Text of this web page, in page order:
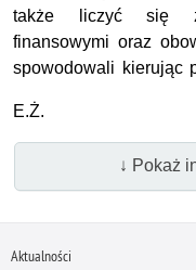
także liczyć się z
finansowymi oraz
spowodowali kierując
E.Ż.
↓ Pokaż
Aktualności